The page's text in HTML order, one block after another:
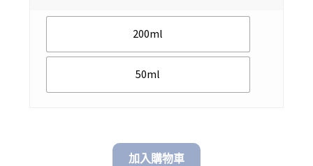
$
200ml
50ml
加入購物車